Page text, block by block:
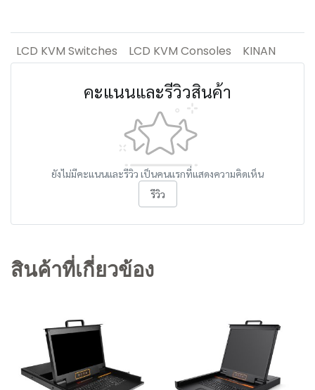
LCD KVM Switches LCD KVM Consoles KINAN
คะแนนและรีวิวสินค้า
ยังไม่มีคะแนนและรีวิว เป็นคนแรกที่แสดงความคิดเห็น
รีวิว
สินค้าที่เกี่ยวข้อง